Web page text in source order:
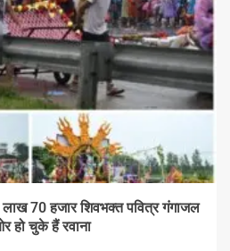
70 हजार शिवभक्त पवित्र गंगाजल
हो चुके हैं रवाना